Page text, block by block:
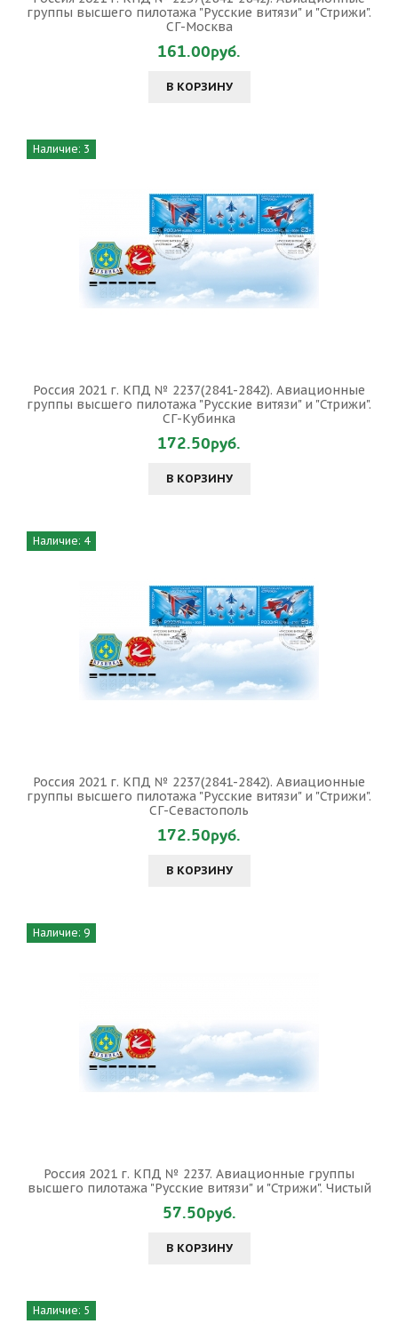
группы высшего пилотажа "Русские витязи" и "Стрижи".
СГ-Москва
161.00руб.
В КОРЗИНУ
Наличие: 3
Россия 2021 г. КПД № 2237(2841-2842). Авиационные
группы высшего пилотажа "Русские витязи" и "Стрижи".
СГ-Кубинка
172.50руб.
В КОРЗИНУ
Наличие: 4
Россия 2021 г. КПД № 2237(2841-2842). Авиационные
группы высшего пилотажа "Русские витязи" и "Стрижи".
СГ-Севастополь
172.50руб.
В КОРЗИНУ
Наличие: 9
Россия 2021 г. КПД № 2237. Авиационные группы
высшего пилотажа "Русские витязи" и "Стрижи". Чистый
57.50руб.
В КОРЗИНУ
Наличие: 5